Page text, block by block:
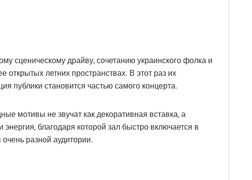
сценическому драйву, сочетанию украинского фолка и
летних пространствах. В этот раз их
публики становится частью самого концерта.
мотивы не звучат как декоративная вставка, а
благодаря которой зал быстро включается в
разной аудитории.